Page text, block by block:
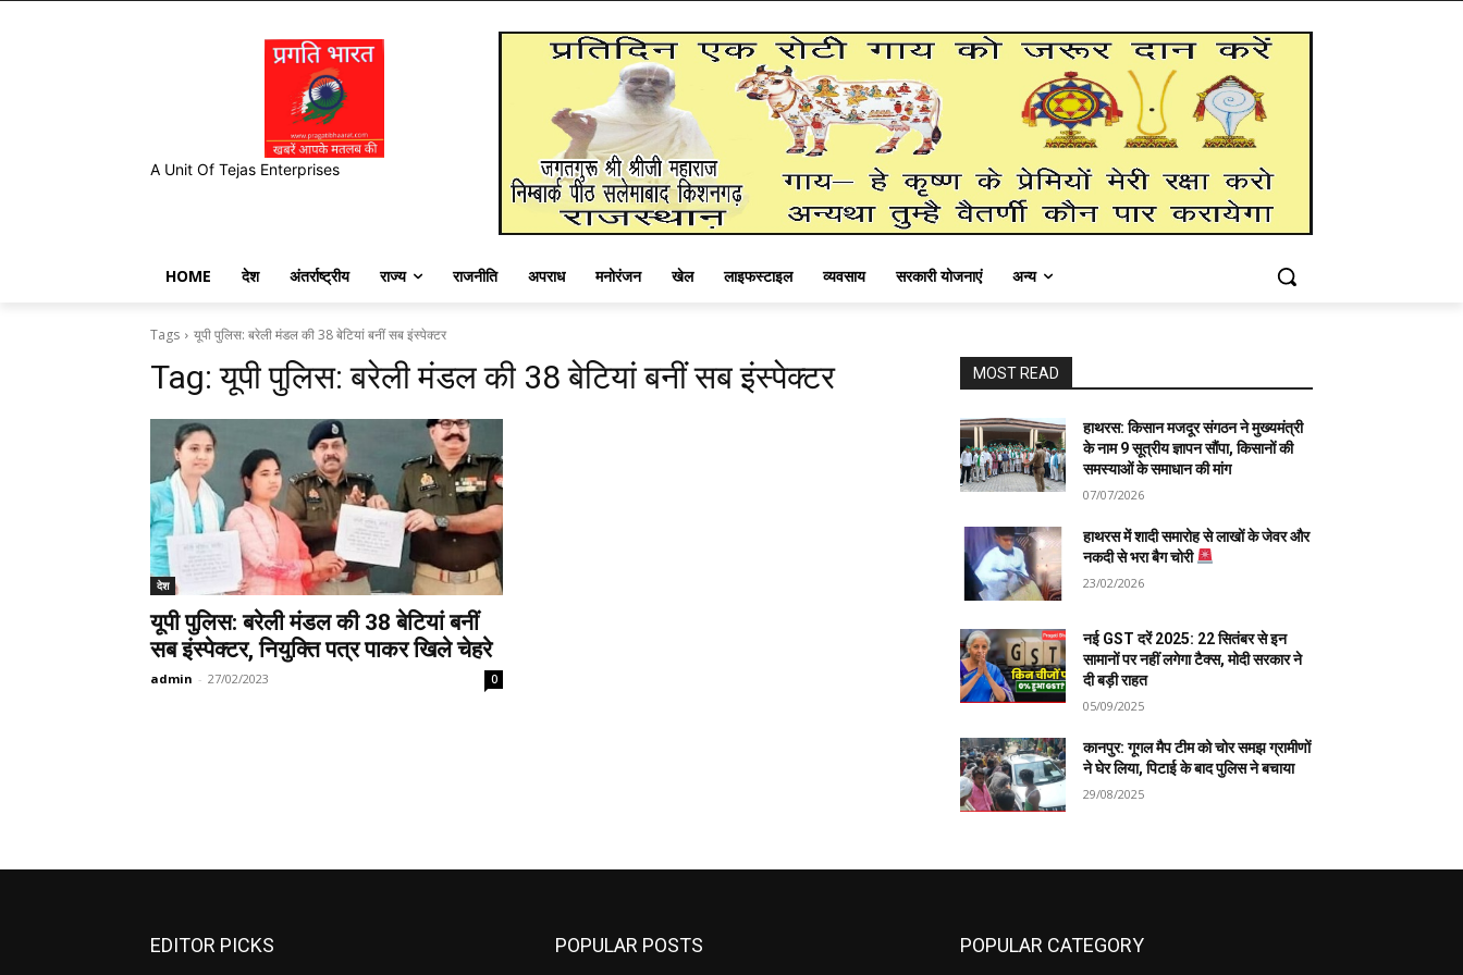
A Unit Of Tejas Enterprises
HOME देश अंतर्राष्ट्रीय राज्य राजनीति अपराध मनोरंजन खेल लाइफस्टाइल व्यवसाय सरकारी योजनाएं अन्य
Tags यूपी पुलिस: बरेली मंडल की 38 बेटियां बनीं सब इंस्पेक्टर
Tag:यूपी पुलिस: बरेली मंडल की 38 बेटियां बनीं सब इंस्पेक्टर
देश
यूपी पुलिस: बरेली मंडल की 38 बेटियां बनीं
सब इंस्पेक्टर, नियुक्ति पत्र पाकर खिले चेहरे
admin - 27/02/2023 0
MOST READ
हाथरस: किसान मजदूर संगठन ने मुख्यमंत्री
के नाम 9 सूत्रीय ज्ञापन सौंपा, किसानों की
समस्याओं के समाधान की मांग
07/07/2026
हाथरस में शादी समारोह से लाखों के जेवर और
नकदी से भरा बैग चोरी
23/02/2026
नई GST दरें 2025: 22 सितंबर से इन
सामानों पर नहीं लगेगा टैक्स, मोदी सरकार ने
दी बड़ी राहत
05/09/2025
कानपुर: गूगल मैप टीम को चोर समझ ग्रामीणों
ने घेर लिया, पिटाई के बाद पुलिस ने बचाया
29/08/2025
EDITOR PICKS POPULAR POSTS POPULAR CATEGORY